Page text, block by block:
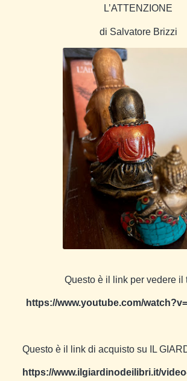
L’ATTENZIONE
di Salvatore Brizzi
Questo è il link per vedere il
https://www.youtube.com/
Questo è il link di acquisto su IL
https://www.ilgiardinodeilibri.it/